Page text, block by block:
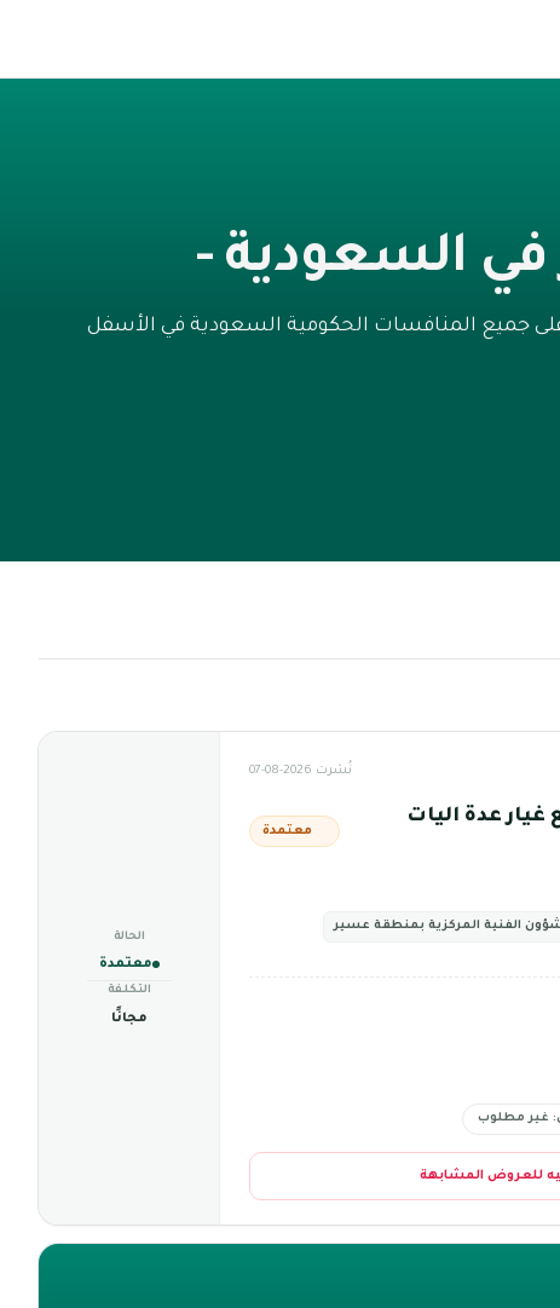
السعودية -
جميع المنافسات الحكومية السعودية في الأسفل
نُشرت 2026-08-07
تامين قطع غيار عدة اليات
معتمدة
الفنية المركزية بمنطقة عسير
غير مطلوب
للعروض المشابهة
الحالة
معتمدة
التكلفة
مجانًا